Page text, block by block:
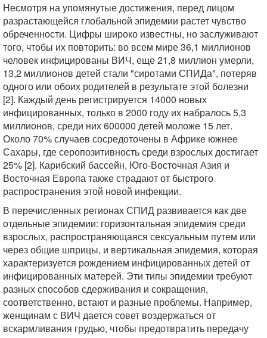
Несмотря на упомянутые достижения, перед лицом
разрастающейся глобальной эпидемии растет чувство
обреченности. Цифры широко известны, но заслуживают
того, чтобы их повторить: во всем мире 36,1 миллионов
человек инфицированы ВИЧ, еще 21,8 миллион умерли,
13,2 миллионов детей стали "сиротами СПИДа", потеряв
одного или обоих родителей в результате этой болезни
[2]. Каждый день регистрируется 14000 новых
инфицированных, только в 2000 году их набралось 5,3
миллионов, среди них 600000 детей моложе 15 лет.
Около 70% случаев сосредоточены в Африке южнее
Сахары, где серопозитивность среди взрослых достигает
25% [2]. Карибский бассейн, Юго-Восточная Азия и
Восточная Европа также страдают от быстрого
распространения этой новой инфекции.
В перечисленных регионах СПИД развивается как две
отдельные эпидемии: горизонтальная эпидемия среди
взрослых, распространяющаяся сексуальным путем или
через общие шприцы, и вертикальная эпидемия, которая
характеризуется рождением инфицированных детей от
инфицированных матерей. Эти типы эпидемии требуют
разных способов сдерживания и сокращения,
соответственно, встают и разные проблемы. Например,
женщинам с ВИЧ дается совет воздержаться от
вскармливания грудью, чтобы предотвратить передачу